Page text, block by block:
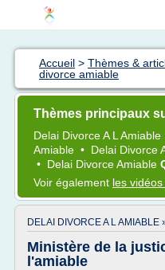
Accueil > Thèmes &
divorce amiable
Thèmes principaux
Delai DivorceA L Amiable
Amiable • Delai Divorce
• Delai Divorce Amiable
Voir également les vidéos
DELAI DIVORCE A L AMIABLE
Ministère de la
l'amiable